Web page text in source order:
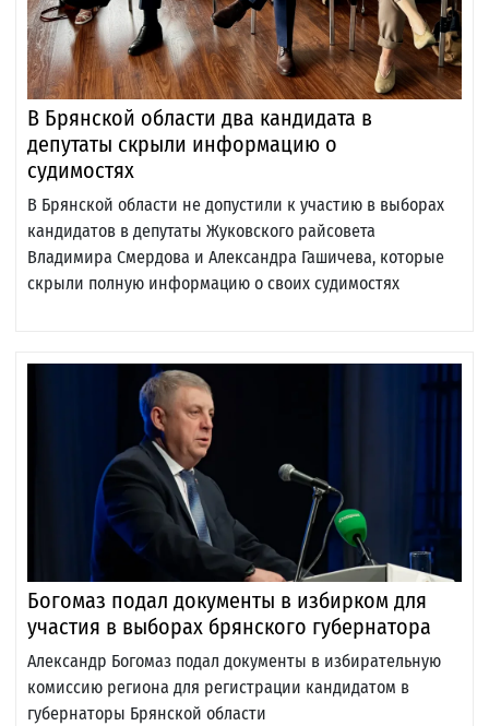
В Брянской области два кандидата в
депутаты скрыли информацию о
судимостях
В Брянской области не допустили к участию в выборах
кандидатов в депутаты Жуковского райсовета
Владимира Смердова и Александра Гашичева, которые
скрыли полную информацию о своих судимостях
Богомаз подал документы в избирком для
участия в выборах брянского губернатора
Александр Богомаз подал документы в избирательную
комиссию региона для регистрации кандидатом в
губернаторы Брянской области